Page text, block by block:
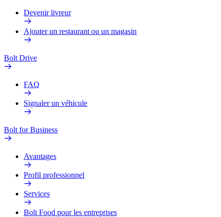
Devenir livreur
Ajouter un restaurant ou un magasin
Bolt Drive
FAQ
Signaler un véhicule
Bolt for Business
Avantages
Profil professionnel
Services
Bolt Food pour les entreprises